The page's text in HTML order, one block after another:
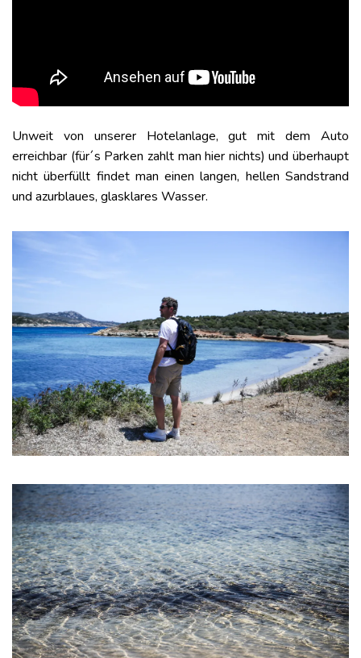
Unweit von unserer Hotelanlage, gut mit dem Auto
erreichbar (für´s Parken zahlt man hier nichts) und überhaupt
nicht überfüllt findet man einen langen, hellen Sandstrand
und azurblaues, glasklares Wasser.